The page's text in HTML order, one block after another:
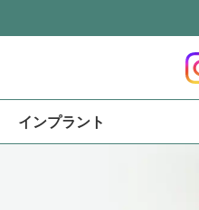
インプラント